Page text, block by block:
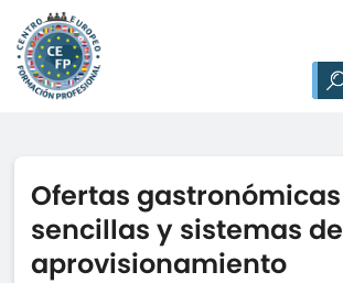
Ofertas gastronómicas
sencillas y sistemas de
aprovisionamiento